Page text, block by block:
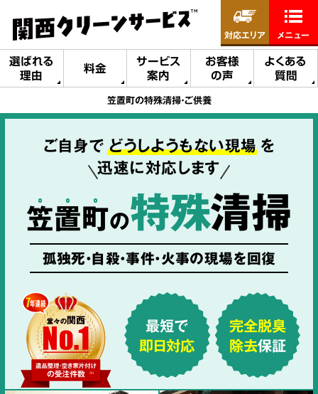
選ばれる
理由
料金
サービス
案内
お客様
の声
よくある
質問
対応エリア メニュー
笠置町の特殊清掃・ご供養
ご自身で どうしようもない現場 を
迅速に対応します
笠置町の特殊清掃
孤独死・自殺・事件・火事の現場を回復
最短で
即日対応
完全脱臭
除去保証